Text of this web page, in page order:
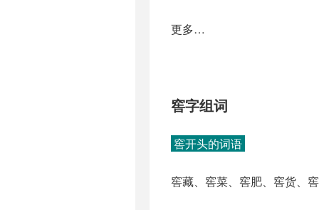
更多…
窖字组词
窖开头的词语
窖藏、窖菜、窖肥、窖货、